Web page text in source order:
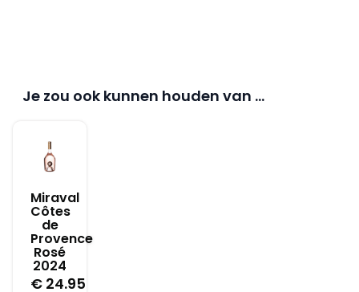
Je zou ook kunnen houden van …
Miraval
Côtes
de
Provence
Rosé
2024
€ 24.95